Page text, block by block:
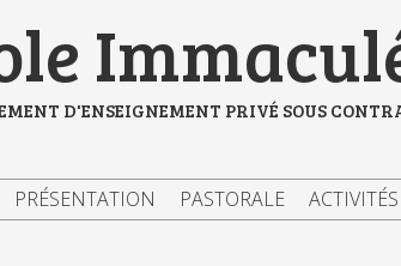
D'ENSEIGNEMENT PRIVÉ SOUS
PRÉSENTATION PASTORALE